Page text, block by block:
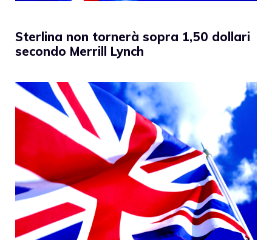
Sterlina non tornerà sopra 1,50 dollari
secondo Merrill Lynch